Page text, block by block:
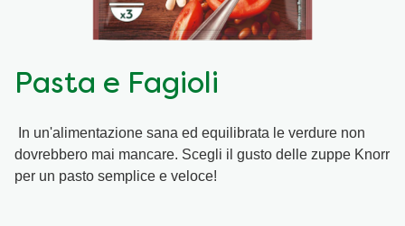
Ricette a base di cereali
Le ricette di Chiara Maci per Knorr
Consigli del mestiere
Insaporitori
Pasta e Fagioli
In un'alimentazione sana ed equilibrata le verdure non
dovrebbero mai mancare. Scegli il gusto delle zuppe Knorr
per un pasto semplice e veloce!